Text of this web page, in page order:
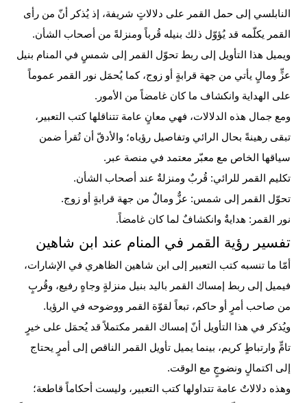
النابلسي إلى حمل القمر على دلالاتٍ شريفة، إذ يُذكر أنّ من رأى
القمر يكلّمه قد يُؤوّل ذلك بنيله قُرباً ومنزلةً من أصحاب الشأن.
ويميل هذا التأويل إلى ربط تحوّل القمر إلى شمسٍ في المنام بنيل
عزٍّ ومالٍ يأتي من جهة قرابةٍ أو زوج، كما يُحمَل نور القمر عموماً
على الهداية وانكشاف ما كان غامضاً من الأمور.
ومع جمال هذه الدلالات، فهي معانٍ عامة تتناقلها كتب التعبير،
تبقى رهينةً بحال الرائي وتفاصيل رؤياه؛ والأدقّ أن تُقرأ ضمن
سياقها الخاص مع معبّر معتمد في منصة عبر.
تكليم القمر للرائي: قُربٌ ومنزلةٌ عند أصحاب الشأن.
تحوّل القمر إلى شمس: عزٌّ ومالٌ من جهة قرابةٍ أو زوج.
نور القمر: هدايةٌ وانكشافٌ لما كان غامضاً.
تفسير رؤية القمر في المنام عند ابن شاهين
أمّا ما تنسبه كتب التعبير إلى ابن شاهين الظاهري في الإشارات،
فيميل إلى ربط إمساك القمر باليد بنيل منزلةٍ وجاهٍ رفيع، وقُربٍ
من صاحب أمرٍ أو حاكم، تبعاً لقوّة القمر ووضوحه في الرؤيا.
ويُذكر في هذا التأويل أنّ إمساك القمر مكتملاً قد يُحمَل على خيرٍ
تامٍّ وارتباطٍ كريم، بينما يميل تأويل القمر الناقص إلى أمرٍ يحتاج
إلى اكتمالٍ ونضوجٍ مع الوقت.
وهذه دلالاتٌ عامة تتداولها كتب التعبير، وليست أحكاماً قاطعة؛